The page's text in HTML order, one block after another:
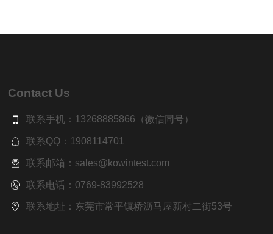
Contact Us
联系手机：13268885866（微信同号）
联系QQ：1908114701
联系邮箱：sales@kowintest.com
联系电话：0769-83992528
联系地址：东莞市常平镇桥沥马屋新村二街53号